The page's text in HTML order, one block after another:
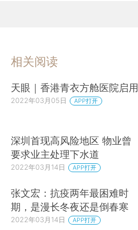
相关阅读
天眼｜香港青衣方舱医院启用
2022年03月05日 APP打开
深圳首现高风险地区 物业曾
要求业主处理下水道
2022年03月14日 APP打开
张文宏：抗疫两年最困难时
期，是漫长冬夜还是倒春寒
2022年03月14日 APP打开